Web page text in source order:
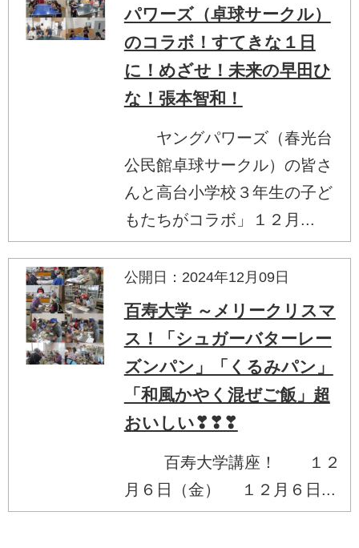
パワーズ（卓球サークル）
のコラボ！すてきな１日
に！めざせ！未来の早田ひ
な！張本智和！
ヤングパワーズ（春光台
公民館卓球サークル）の皆さ
んと高台小学校３年生の子ど
もたちがコラボ」１２月...
公開日：2024年12月09日
百寿大学 ～メリークリスマ
ス！「シュガーバターレー
ズンパン」「くるみパン」
「和風かやく混ぜご飯」超
おいしい❣❣❣
百寿大学講座！ １２
月６日（金） １２月６日...